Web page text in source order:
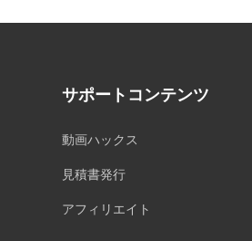
サポートコンテンツ
動画ハックス
見積書発行
アフィリエイト